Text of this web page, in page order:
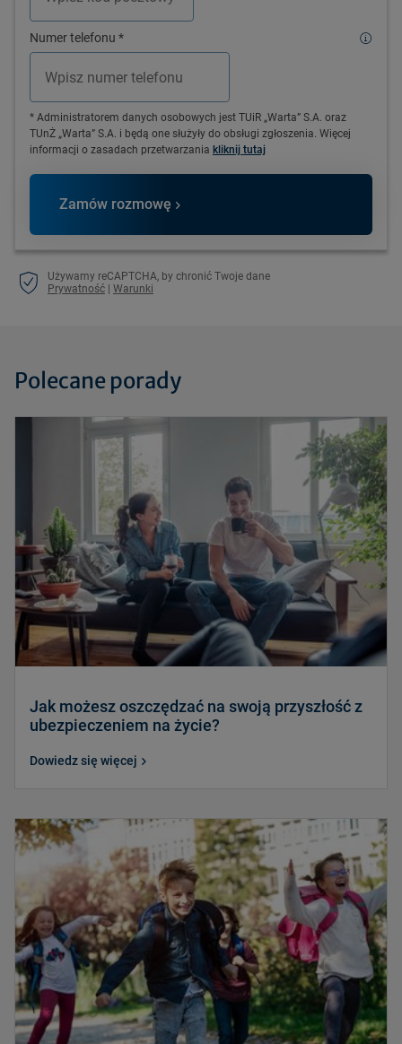
Numer telefonu *
* Administratorem danych osobowych jest TUiR „Warta” S.A. oraz
TUnŻ „Warta” S.A. i będą one służyły do obsługi zgłoszenia. Więcej
informacji o zasadach przetwarzania kliknij tutaj
Zamów rozmowę
Używamy reCAPTCHA, by chronić Twoje dane
Prywatność
Warunki
Polecane porady
Jak możesz oszczędzać na swoją przyszłość z
ubezpieczeniem na życie?
Dowiedz się więcej